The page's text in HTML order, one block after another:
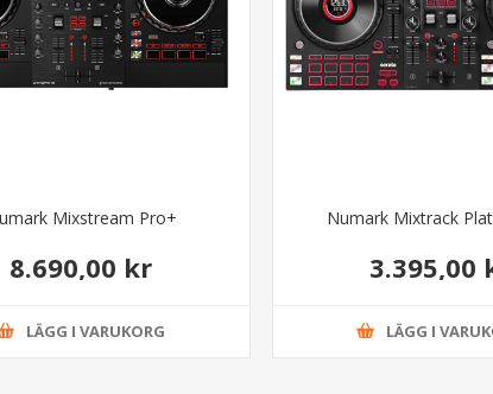
Mixstream Pro+
8.690,00 kr
LÄGG I VARUKORG
Numark Mixtrack
3.395,00
LÄGG I